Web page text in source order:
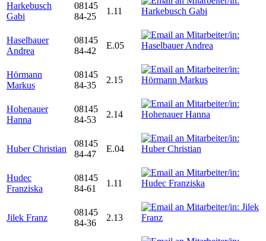
Harkebusch
Gabi
08145
84-25
1.11
Haselbauer
Andrea
08145
84-42
E.05
Hörmann
Markus
08145
84-35
2.15
Hohenauer
Hanna
08145
84-53
2.14
Huber Christian
08145
84-47
E.04
Hudec
Franziska
08145
84-61
1.11
Jilek Franz
08145
84-36
2.13